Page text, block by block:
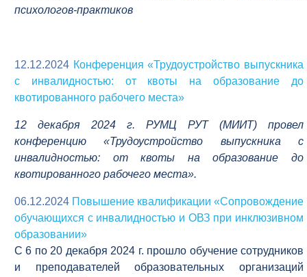
психологов-практиков
12.12.2024 Конференция «Трудоустройство выпускника
с инвалидностью: от квоты на образование до
квотированного рабочего места»
12 декабря 2024 г. РУМЦ РУТ (МИИТ) провел
конференцию «Трудоустройство выпускника с
инвалидностью: от квоты на образование до
квотированного рабочего места».
06.12.2024 Повышение квалификации «Сопровождение
обучающихся с инвалидностью и ОВЗ при инклюзивном
образовании»
C 6 по 20 декабря 2024 г. прошло обучение сотрудников
и преподавателей образовательных организаций